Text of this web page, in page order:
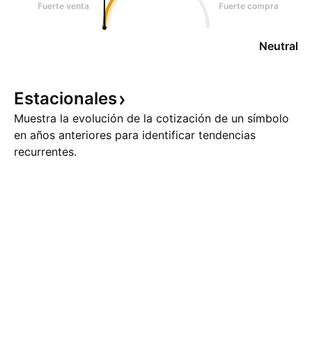
Fuerte venta Fuerte compra
Neutral
Estacionales
Muestra la evolución de la cotización de un símbolo
en años anteriores para identificar tendencias
recurrentes.